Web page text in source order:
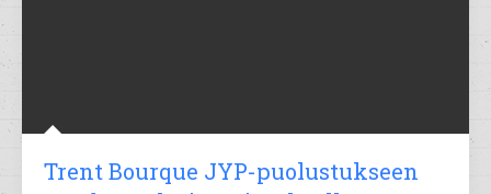
Trent Bourque JYP-puolustukseen